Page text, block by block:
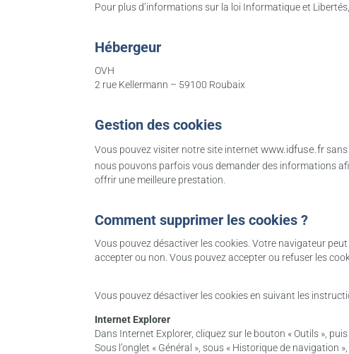
Pour plus d’informations sur la loi Informatique et
Hébergeur
OVH
2 rue Kellermann – 59100 Roubaix
Gestion des cookies
Vous pouvez visiter notre site internet www.idfuse.fr
nous pouvons parfois vous demander des informations
offrir une meilleure prestation.
Comment supprimer les cookies ?
Vous pouvez désactiver les cookies. Votre navigateur
accepter ou non. Vous pouvez accepter ou refuser les
Vous pouvez désactiver les cookies en suivant les
Internet Explorer
Dans Internet Explorer, cliquez sur le bouton « Outils »,
Sous l’onglet « Général », sous « Historique de navigation